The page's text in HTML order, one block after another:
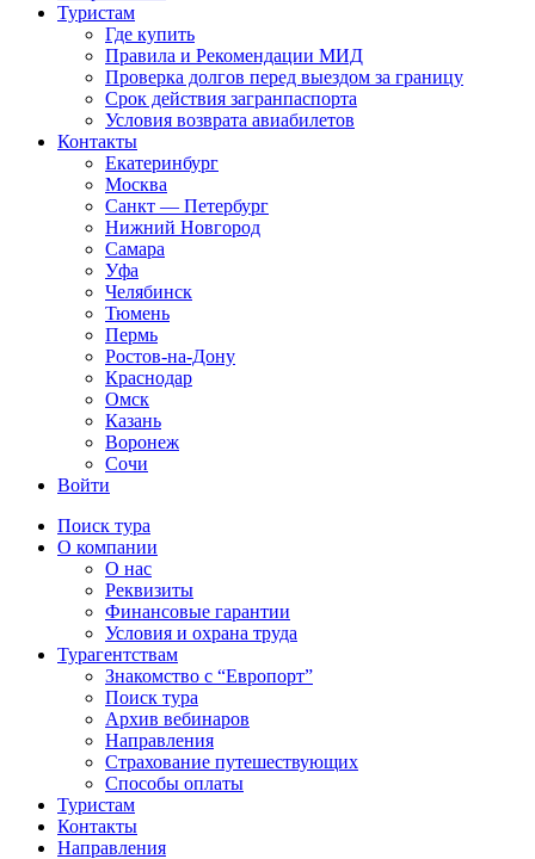
Туристам
Где купить
Правила и Рекомендации МИД
Проверка долгов перед выездом за границу
Срок действия загранпаспорта
Условия возврата авиабилетов
Контакты
Екатеринбург
Москва
Санкт — Петербург
Нижний Новгород
Самара
Уфа
Челябинск
Тюмень
Пермь
Ростов-на-Дону
Краснодар
Омск
Казань
Воронеж
Сочи
Войти
Поиск тура
О компании
О нас
Реквизиты
Финансовые гарантии
Условия и охрана труда
Турагентствам
Знакомство с “Европорт”
Поиск тура
Архив вебинаров
Направления
Страхование путешествующих
Способы оплаты
Туристам
Контакты
Направления